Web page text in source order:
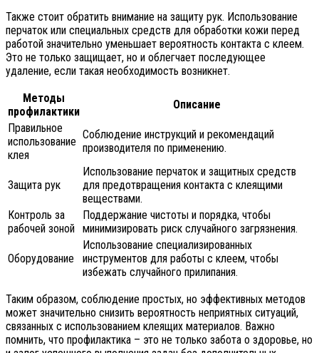
Также стоит обратить внимание на защиту рук. Использование
перчаток или специальных средств для обработки кожи перед
работой значительно уменьшает вероятность контакта с клеем.
Это не только защищает, но и облегчает последующее
удаление, если такая необходимость возникнет.
Методы
профилактики
Описание
Правильное
использование
клея
Соблюдение инструкций и рекомендаций
производителя по применению.
Защита рук
Использование перчаток и защитных средств
для предотвращения контакта с клеящими
веществами.
Контроль за
рабочей зоной
Поддержание чистоты и порядка, чтобы
минимизировать риск случайного загрязнения.
Оборудование
Использование специализированных
инструментов для работы с клеем, чтобы
избежать случайного прилипания.
Таким образом, соблюдение простых, но эффективных методов
может значительно снизить вероятность неприятных ситуаций,
связанных с использованием клеящих материалов. Важно
помнить, что профилактика – это не только забота о здоровье, но